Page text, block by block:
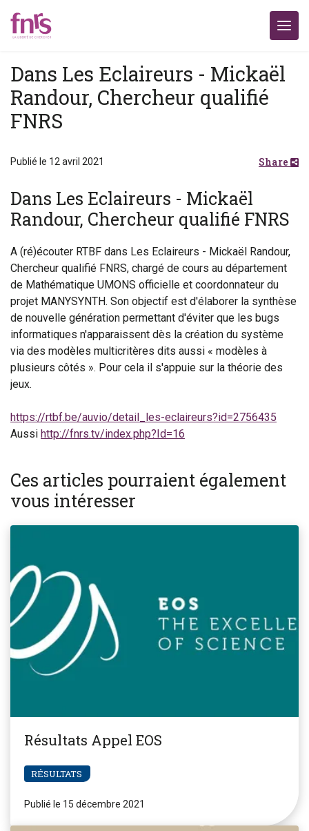
Dans Les Eclaireurs - Mickaël
Randour, Chercheur qualifié
FNRS
Publié le 12 avril 2021 Share
Dans Les Eclaireurs - Mickaël
Randour, Chercheur qualifié FNRS
A (ré)écouter RTBF dans Les Eclaireurs - Mickaël Randour,
Chercheur qualifié FNRS, chargé de cours au département
de Mathématique UMONS officielle et coordonnateur du
projet MANYSYNTH. Son objectif est d'élaborer la synthèse
de nouvelle génération permettant d'éviter que les bugs
informatiques n'apparaissent dès la création du système
via des modèles multicritères dits aussi « modèles à
plusieurs côtés ». Pour cela il s'appuie sur la théorie des
jeux.
https://rtbf.be/auvio/detail_les-eclaireurs?id=2756435
Aussi http://fnrs.tv/index.php?Id=16
Ces articles pourraient également
vous intéresser
Résultats Appel EOS
RÉSULTATS
Publié le 15 décembre 2021